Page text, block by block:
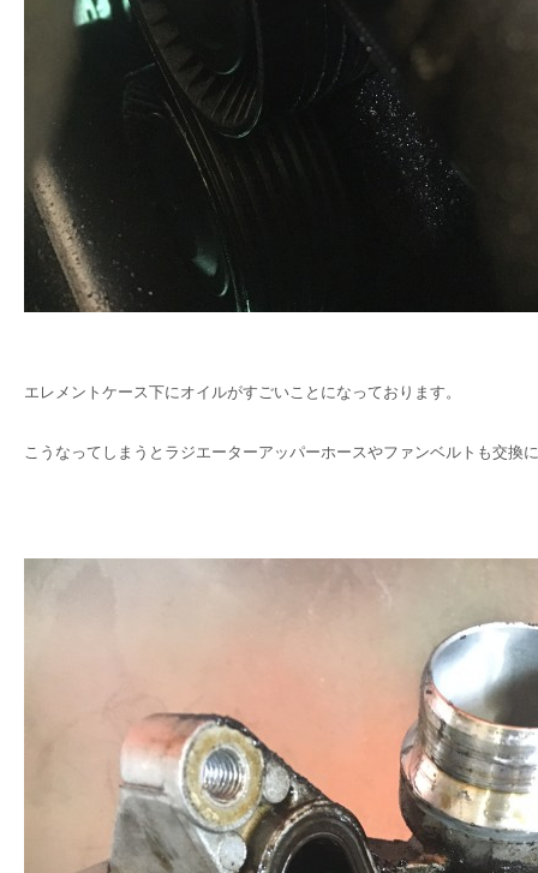
エレメントケース下にオイルがすごいことになっております。
こうなってしまうとラジエーターアッパーホースやファンベルトも交換